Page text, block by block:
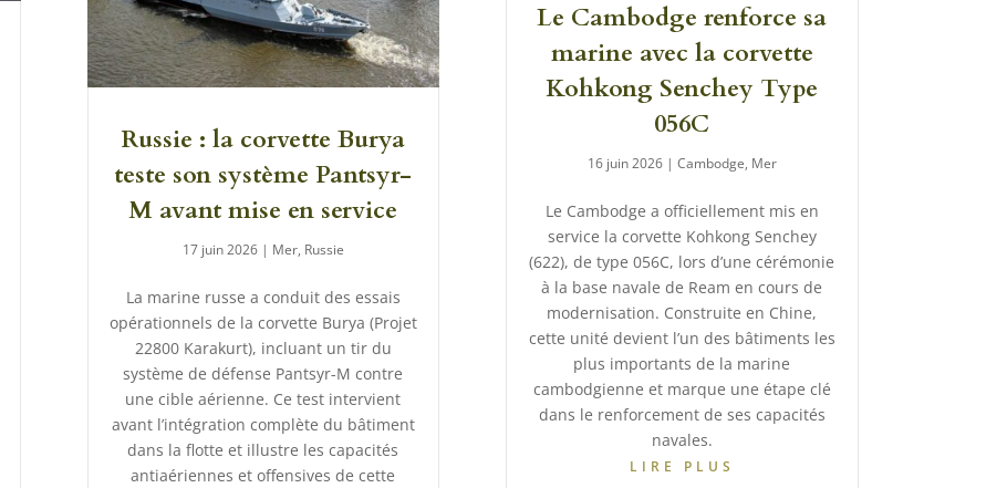
Russie : la corvette Burya
teste son système Pantsyr-
M avant mise en service
17 juin 2026| Mer, Russie
La marine russe a conduit des essais
opérationnels de la corvette Burya (Projet
22800 Karakurt), incluant un tir du
système de défense Pantsyr-M contre
une cible aérienne. Ce test intervient
avant l’intégration complète du bâtiment
dans la flotte et illustre les capacités
antiaériennes et offensives de cette
Le Cambodge renforce sa
marine avec la corvette
Kohkong Senchey Type
056C
16 juin 2026| Cambodge, Mer
Le Cambodge a officiellement mis en
service la corvette Kohkong Senchey
(622), de type 056C, lors d’une cérémonie
à la base navale de Ream en cours de
modernisation. Construite en Chine,
cette unité devient l’un des bâtiments les
plus importants de la marine
cambodgienne et marque une étape clé
dans le renforcement de ses capacités
navales.
LIRE PLUS